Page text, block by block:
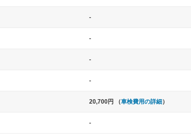
ノア、セレナ、プリウス、カローラ、ステ
-
-
-
-
20,700円 （車検費用の詳細 ）
-